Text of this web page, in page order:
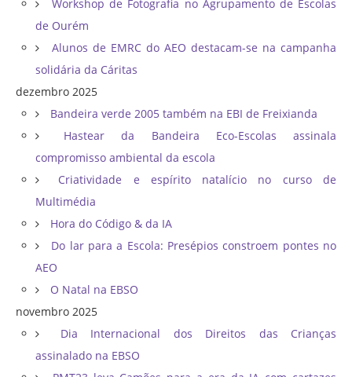
Workshop de Fotografia no Agrupamento de Escolas
de Ourém
Alunos de EMRC do AEO destacam-se na campanha
solidária da Cáritas
dezembro 2025
Bandeira verde 2005 também na EBI de Freixianda
Hastear da Bandeira Eco-Escolas assinala
compromisso ambiental da escola
Criatividade e espírito natalício no curso de
Multimédia
Hora do Código & da IA
Do lar para a Escola: Presépios constroem pontes no
AEO
O Natal na EBSO
novembro 2025
Dia Internacional dos Direitos das Crianças
assinalado na EBSO